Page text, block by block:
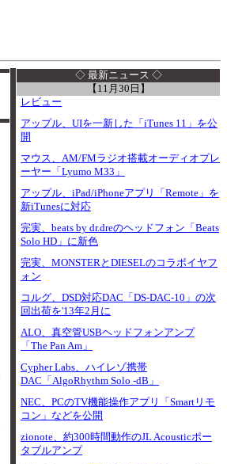
◇ 最新ニュース ◇
【11月30日】
レビュー
アップル、UIを一新した「iTunes 11」を公
開
マウス、AM/FMラジオ搭載オーディオプレ
ーヤー「Lyumo M33」
アップル、iPad/iPhoneアプリ「Remote」を
新iTunesに対応
完実、beats by dr.dreのヘッドフォン「Beats
Solo HD」に新色
完実、MONSTERとDIESELのコラボイヤフ
ォン
コルグ、DSD対応DAC「DS-DAC-10」の次
回出荷を'13年2月に
ALO、真空管USBヘッドフォンアンプ
「The Pan Am」
Cypher Labs、ハイレゾ携帯
DAC「AlgoRhythm Solo -dB」
NEC、PCのTV機能操作アプリ「Smartリモ
コン」などを公開
zionote、約300時間動作のJL Acousticポー
タブルアンプ